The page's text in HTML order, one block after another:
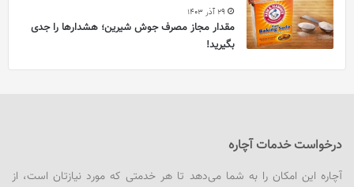
29 آذر 1403
مقدار مجاز مصرف جوش شیرین؛ هشدارها را جدی
بگیرید!
درخواست خدمات آچاره
آچاره این امکان را به شما می‌دهد تا هر خدمتی که مورد نیازتان است، از